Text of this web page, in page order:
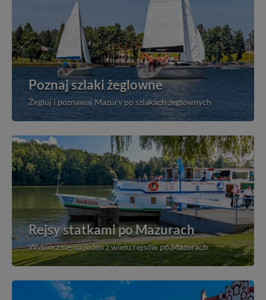
Poznaj szlaki żeglowne
Żegluj i poznawaj Mazury po szlakach żeglownych
Rejsy statkami po Mazurach
Wybierz się na jeden z wielu rejsów po Mazurach